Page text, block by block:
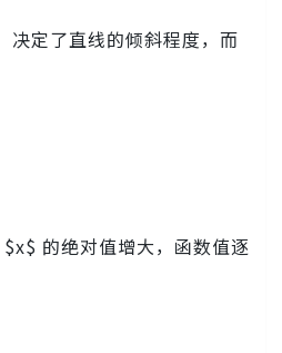
定了直线的倾斜程度，而
的绝对值增大，函数值逐